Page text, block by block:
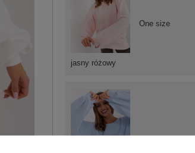
jasny różowy
One size